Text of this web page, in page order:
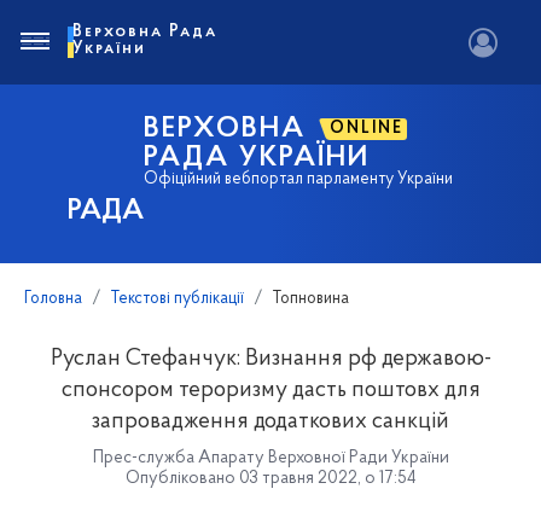
РАДА
ВЕРХОВНА ONLINE
РАДА УКРАЇНИ
Офіційний вебпортал парламенту України
Верховна Рада
України
Головна Текстові публікації Топновина
Руслан Стефанчук: Визнання рф державою-
спонсором тероризму дасть поштовх для
запровадження додаткових санкцій
Прес-служба Апарату Верховної Ради України
Опубліковано 03 травня 2022, о 17:54